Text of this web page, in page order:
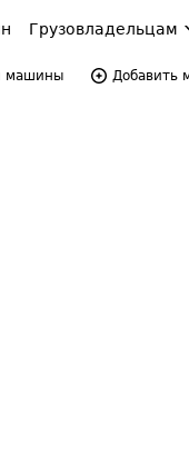
Грузовладельцам
машины Добавить